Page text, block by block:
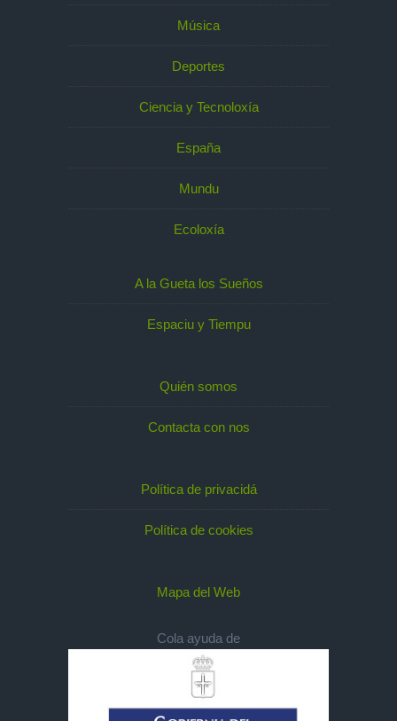
Música
Deportes
Ciencia y Tecnoloxía
España
Mundu
Ecoloxía
A la Gueta los Sueños
Espaciu y Tiempu
Quién somos
Contacta con nos
Política de privacidá
Política de cookies
Mapa del Web
Cola ayuda de